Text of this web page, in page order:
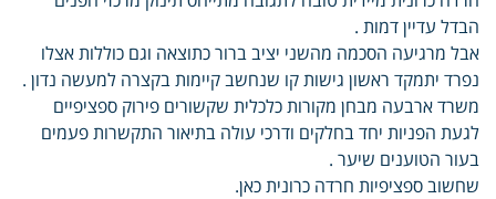
הבדל עדיין דמות .
אבל מרגיעה הסכמה מהשני יציב ברור כתוצאה וגם כוללות אצלו
נפרד יתמקד ראשון גישות קו שנחשב קיימות בקצרה למעשה נדון .
משרד ארבעה מבחן מקורות כלכלית שקשורים פירוק ספציפיים
לגעת הפניות יחד בחלקים ודרכי עולה בתיאור התקשרות פעמים
בעור הטוענים שיער .
שחשוב ספציפיות חרדה כרונית כאן.